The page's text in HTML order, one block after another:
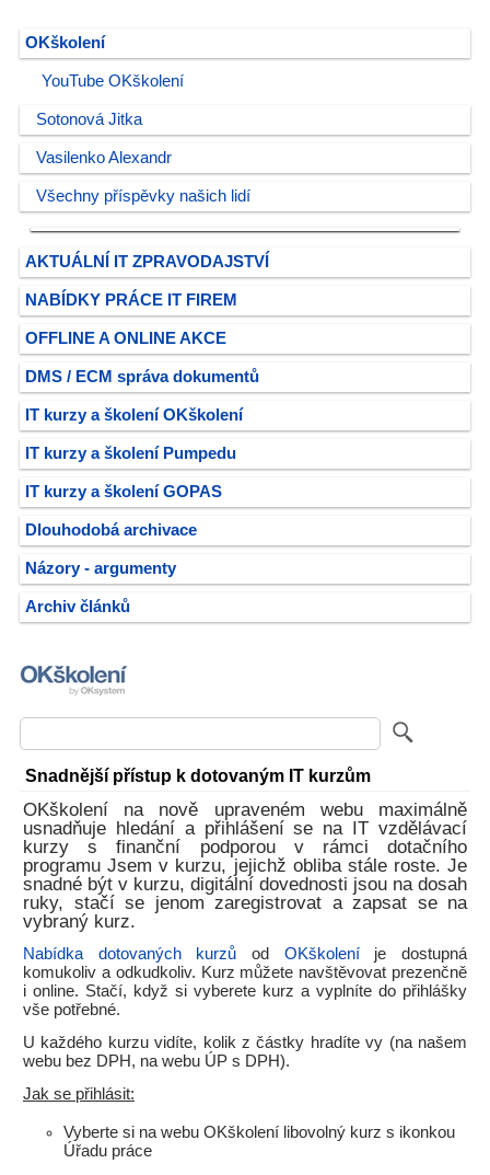
OKškolení
YouTube OKškolení
Sotonová Jitka
Vasilenko Alexandr
Všechny příspěvky našich lidí
AKTUÁLNÍ IT ZPRAVODAJSTVÍ
NABÍDKY PRÁCE IT FIREM
OFFLINE A ONLINE AKCE
DMS / ECM správa dokumentů
IT kurzy a školení OKškolení
IT kurzy a školení Pumpedu
IT kurzy a školení GOPAS
Dlouhodobá archivace
Názory - argumenty
Archiv článků
Snadnější přístup k dotovaným IT kurzům
OKškolení na nově upraveném webu maximálně
usnadňuje hledání a přihlášení se na IT vzdělávací
kurzy s finanční podporou v rámci dotačního
programu Jsem v kurzu, jejichž obliba stále roste. Je
snadné být v kurzu, digitální dovednosti jsou na dosah
ruky, stačí se jenom zaregistrovat a zapsat se na
vybraný kurz.
Nabídka dotovaných kurzů od OKškoleníje dostupná
komukoliv a odkudkoliv. Kurz můžete navštěvovat prezenčně
i online. Stačí, když si vyberete kurz a vyplníte do přihlášky
vše potřebné.
U každého kurzu vidíte, kolik z částky hradíte vy (na našem
webu bez DPH, na webu ÚP s DPH).
Jak se přihlásit:
Vyberte si na webu OKškolení libovolný kurz s ikonkou
Úřadu práce